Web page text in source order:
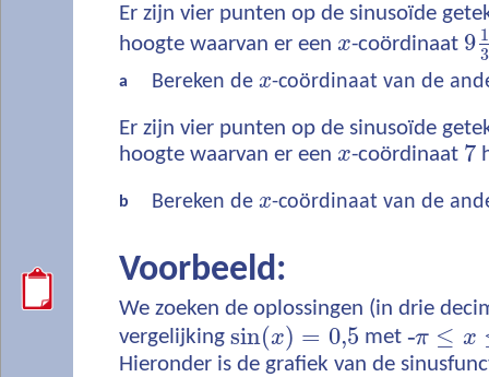
Er zijn vier punten op de sinusoïde
hoogte waarvan er een x-coördinaat 9 1
3
a Bereken de x-coördinaat van de
Er zijn vier punten op de sinusoïde
hoogte waarvan er een x-coördinaat 7
b Bereken de x-coördinaat van de
Voorbeeld:
We zoeken de oplossingen (in drie
vergelijking sin(x) = 0,5 met ‐π ≤ x
Hieronder is de grafiek van de